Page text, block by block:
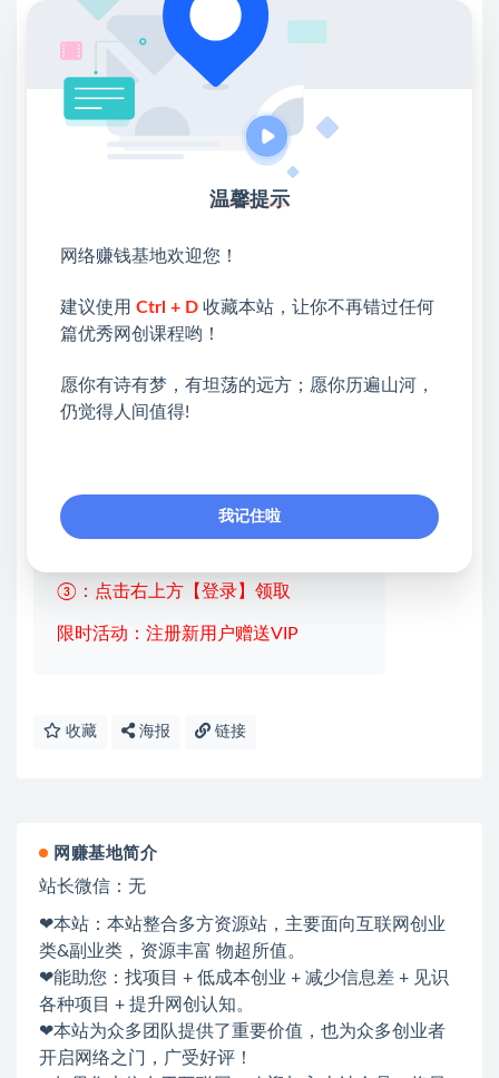
30、更好用的FLUX改图工作流.mp4
31、放大到更高像素,mp4
32、画面塔强工作流+KRITA局部修复.mp4
37、开源Kontext使用方法.mp4
39、抹除物体网站.mp4
①：点击右上角【 】三个点
③：点击右上方【登录】领取
限时活动：注册新用户赠送VIP
收藏 海报 链接
网赚基地简介
站长微信：无
❤本站：本站整合多方资源站，主要面向互联网创业
类&副业类，资源丰富 物超所值。
❤能助您：找项目 + 低成本创业 + 减少信息差 + 见识
各种项目 + 提升网创认知。
❤本站为众多团队提供了重要价值，也为众多创业者
开启网络之门，广受好评！
温馨提示
网络赚钱基地欢迎您！
建议使用 Ctrl + D 收藏本站，让你不再错过任何
篇优秀网创课程哟！
愿你有诗有梦，有坦荡的远方；愿你历遍山河，
仍觉得人间值得!
我记住啦